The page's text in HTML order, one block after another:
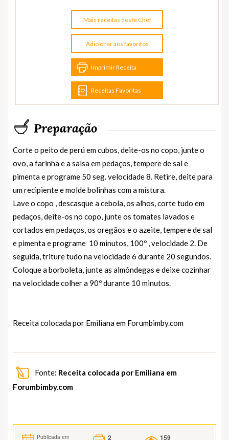
Mais receitas deste Chef
Adicionar aos favoritos
Imprimir Receita
Receitas Favoritas
Preparação
Corte o peito de perú em cubos, deite-os no copo, junte o
ovo, a farinha e a salsa em pedaços, tempere de sal e
pimenta e programe 50 seg. velocidade 8. Retire, deite para
um recipiente e molde bolinhas com a mistura.
Lave o copo , descasque a cebola, os alhos, corte tudo em
pedaços, deite-os no copo, junte os tomates lavados e
cortados em pedaços, os oregãos e o azeite, tempere de sal
e pimenta e programe 10 minutos, 100º , velocidade 2. De
seguida, triture tudo na velocidade 6 durante 20 segundos.
Coloque a borboleta, junte as almôndegas e deixe cozinhar
na velocidade colher a 90º durante 10 minutos.
Receita colocada por Emiliana em Forumbimby.com
Fonte: Receita colocada por Emiliana em
Forumbimby.com
Publicada em 2 159